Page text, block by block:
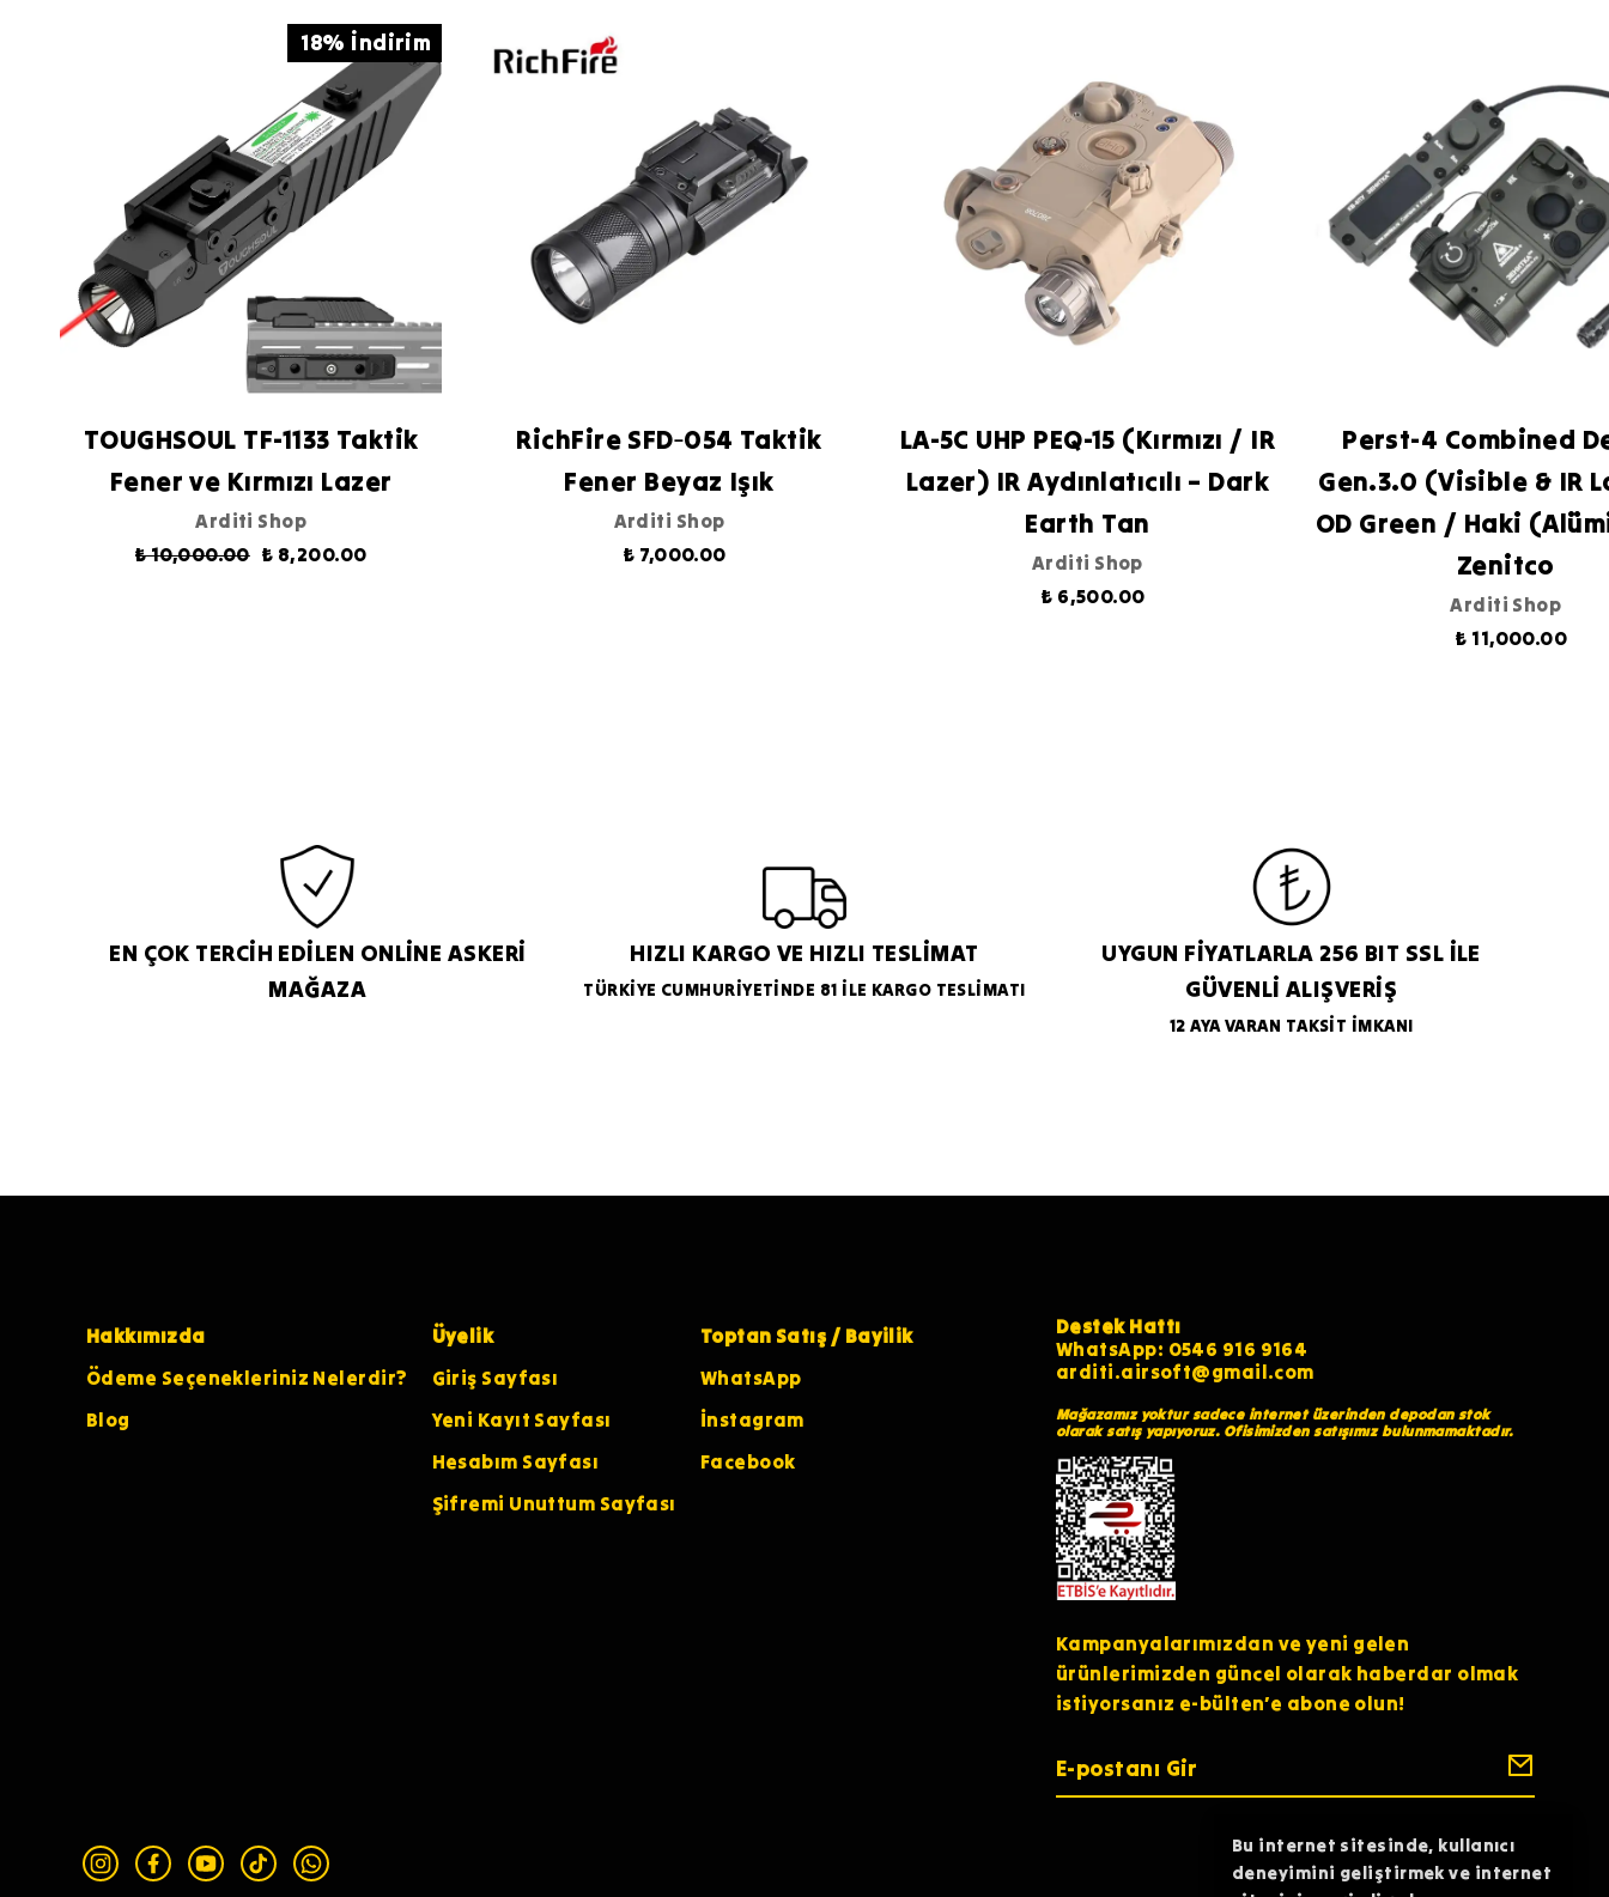
Bu internet sitesinde, kullanıcı
deneyimini geliştirmek ve internet
18% İndirim
TOUGHSOUL TF-1133 Taktik
Fener ve Kırmızı Lazer
Arditi Shop
₺ 10,000.00 ₺ 8,200.00
RichFire SFD‑054 Taktik
Fener Beyaz Işık
Arditi Shop
₺ 7,000.00
LA-5C UHP PEQ-15 (Kırmızı / IR
Lazer) IR Aydınlatıcılı – Dark
Earth Tan
Arditi Shop
₺ 6,500.00
Perst-4 Combined
Gen.3.0 (Visible & IR
OD Green / Haki
Zenitco
Arditi Shop
₺ 11,000.00
EN ÇOK TERCİH EDİLEN ONLİNE ASKERİ
MAĞAZA
HIZLI KARGO VE HIZLI TESLİMAT
TÜRKİYE CUMHURİYETİNDE 81 İLE KARGO TESLİMATI
UYGUN FİYATLARLA 256 BIT SSL İLE
GÜVENLİ ALIŞVERİŞ
12 AYA VARAN TAKSİT İMKANI
Hakkımızda
Ödeme Seçenekleriniz Nelerdir?
Blog
Üyelik
Giriş Sayfası
Yeni Kayıt Sayfası
Hesabım Sayfası
Şifremi Unuttum Sayfası
Toptan Satış / Bayilik
WhatsApp
İnstagram
Facebook
Destek Hattı
WhatsApp: 0546 916 9164
arditi.airsoft@gmail.com
Mağazamız yoktur sadece internet üzerinden depodan stok
olarak satış yapıyoruz. Ofisimizden satışımız bulunmamaktadır.
Kampanyalarımızdan ve yeni gelen
ürünlerimizden güncel olarak haberdar olmak
istiyorsanız e-bülten’e abone olun!